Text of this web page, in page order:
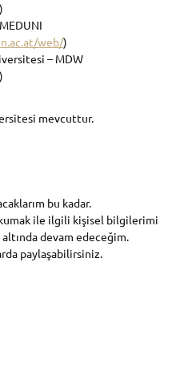
)
web/)
– MDW
)
mevcuttur.
bu kadar.
ile ilgili kişisel bilgilerimi
devam edeceğim.
paylaşabilirsiniz.